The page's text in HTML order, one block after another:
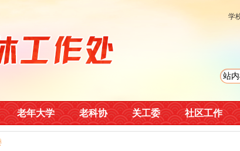
学
老年大学 老科协 关工委 社区工作